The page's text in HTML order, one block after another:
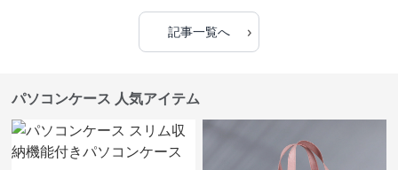
記事一覧へ ›
パソコンケース 人気アイテム